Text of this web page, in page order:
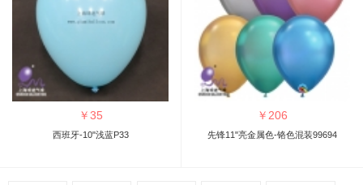
￥35
西班牙-10"浅蓝P33
￥206
先锋11"亮金属色-铬色混装99694